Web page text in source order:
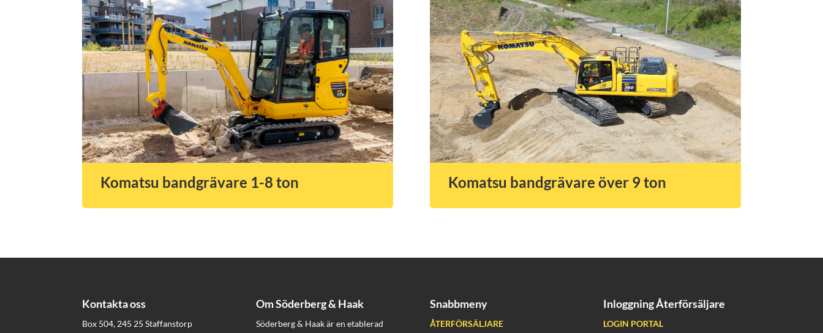
Komatsu bandgrävare 1-8 ton Komatsu bandgrävare över 9 ton
Kontakta oss
Box 504, 245 25 Staffanstorp
Om Söderberg & Haak
Söderberg & Haak är en etablerad
Snabbmeny
ÅTERFÖRSÄLJARE
Inloggning Återförsäljare
LOGIN PORTAL